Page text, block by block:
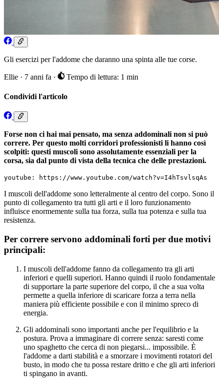
Gli esercizi per l'addome che daranno una spinta alle tue corse.
Ellie · 7 anni fa · Tempo di lettura: 1 min
Condividi l'articolo
Forse non ci hai mai pensato, ma senza addominali non si può
correre. Per questo molti corridori professionisti li hanno così
scolpiti: questi muscoli sono assolutamente essenziali per la
corsa, sia dal punto di vista della tecnica che delle prestazioni.
youtube: https://www.youtube.com/watch?v=I4hTsvlsqAs
I muscoli dell'addome sono letteralmente al centro del corpo. Sono il
punto di collegamento tra tutti gli arti e il loro funzionamento
influisce enormemente sulla tua forza, sulla tua potenza e sulla tua
resistenza.
Per correre servono addominali forti per due motivi
principali:
I muscoli dell'addome fanno da collegamento tra gli arti
inferiori e quelli superiori. Hanno quindi il ruolo fondamentale
di supportare la parte superiore del corpo, il che a sua volta
permette a quella inferiore di scaricare forza a terra nella
maniera più efficiente possibile e con il minimo spreco di
energia.
Gli addominali sono importanti anche per l'equilibrio e la
postura. Prova a immaginare di correre senza: saresti come
uno spaghetto che cerca di non piegarsi... impossibile. È
l'addome a darti stabilità e a smorzare i movimenti rotatori del
busto, in modo che tu possa restare dritto e che gli arti inferiori
ti spingano in avanti.